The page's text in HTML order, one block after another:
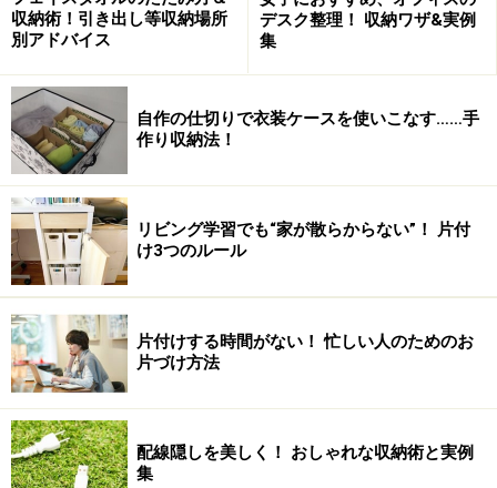
玄関が脱いだ靴だらけになる原因は2つあります。一つ
しないからです。後者の場合は、習慣を変えるしかない
のですが、前者の場合は解決法があります。
まずは、駄箱の棚板の上下間隔を狭めて、棚の段数を増
やすこと。子どもの靴やカジュアルな大人用の靴が多い
のなら、棚を増やさなくても解決できます。箱やプラケ
ースの中に靴を立てて収納すると、収納スペースの節約
ができて、しまえる量がグッと増えるのです。
靴を買ったときの紙製の靴箱を利用してもいい
見た目にキレイなプラカゴを選んで、玄関のタタキに出
しておいてもいいでしょう。そのやり方で家族が片付け
収納術！引き出し等収納場所
別アドバイス
デスク整理！ 収納ワザ&実例
集
自作の仕切りで衣装ケースを使いこなす……手
作り収納法！
リビング学習でも“家が散らからない”！ 片付
け3つのルール
片付けする時間がない！ 忙しい人のためのお
片づけ方法
配線隠しを美しく！ おしゃれな収納術と実例
集